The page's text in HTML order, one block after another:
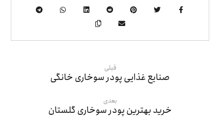
قبلی
صنایع غذایی پودر سوخاری خانگی
بعدی
خرید بهترین پودر سوخاری گلستان